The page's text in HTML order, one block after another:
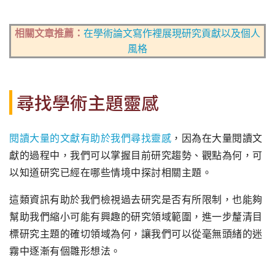
相關文章推薦： 在學術論文寫作裡展現研究貢獻以及個人
風格
尋找學術主題靈感
閱讀大量的文獻有助於我們尋找靈感 ，因為在大量閱讀文
獻的過程中，我們可以掌握目前研究趨勢、觀點為何，可
以知道研究已經在哪些情境中探討相關主題。
這類資訊有助於我們檢視過去研究是否有所限制，也能夠
幫助我們縮小可能有興趣的研究領域範圍，進一步釐清目
標研究主題的確切領域為何，讓我們可以從毫無頭緒的迷
霧中逐漸有個雛形想法。